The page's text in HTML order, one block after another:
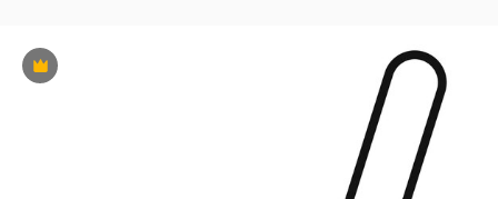
Premium